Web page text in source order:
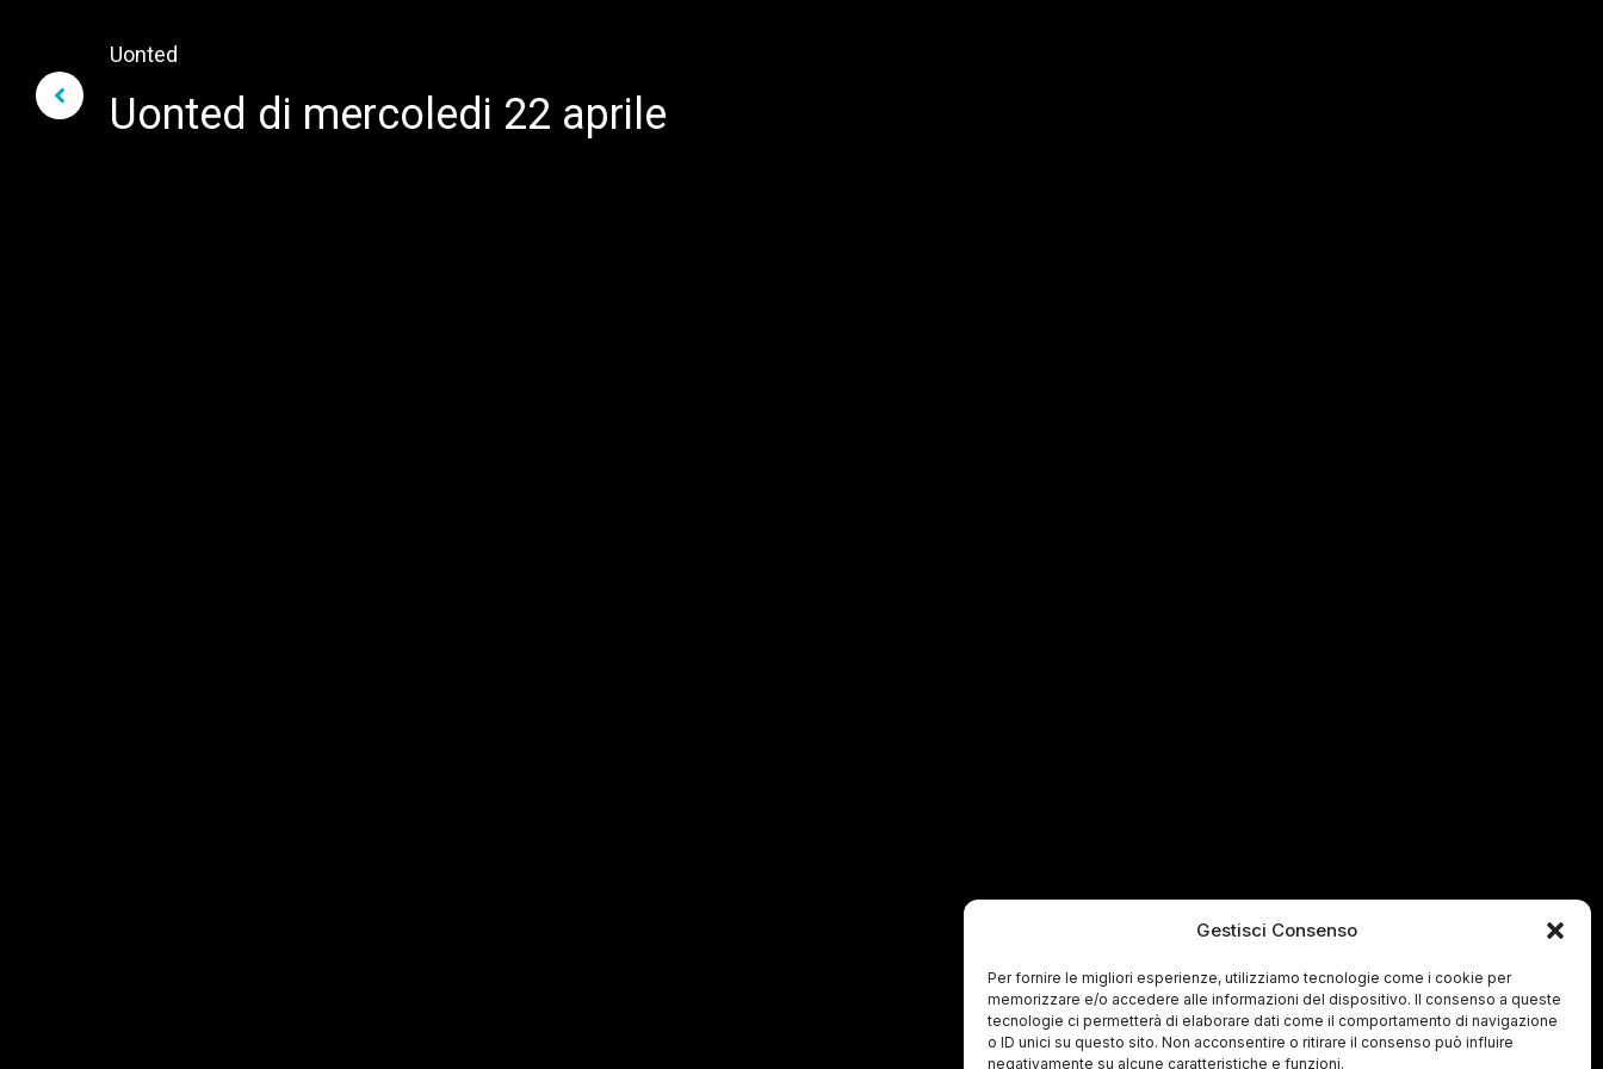
Gestisci Consenso
Per fornire le migliori esperienze, utilizziamo tecnologie come i cookie per
memorizzare e/o accedere alle informazioni del dispositivo. Il consenso a queste
tecnologie ci permetterà di elaborare dati come il comportamento di navigazione
o ID unici su questo sito. Non acconsentire o ritirare il consenso può influire
negativamente su alcune caratteristiche e funzioni.